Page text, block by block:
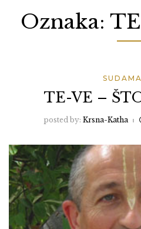
Oznaka:
TE-VE –
posted by: Krsna-Katha